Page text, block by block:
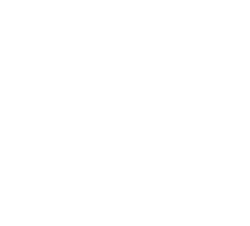
tarif constaté chez un
Sur un SUV premium
D, c'est une différence
D'UN
l'on imagine souvent, faire